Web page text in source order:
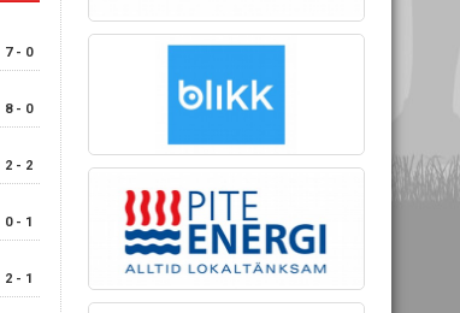
7 - 0
8 - 0
2 - 2
0 - 1
2 - 1